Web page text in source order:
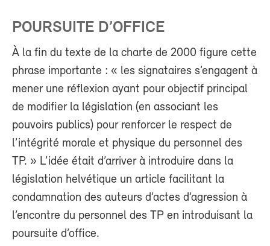
POURSUITE D’OFFICE
À la fin du texte de la charte de 2000 figure cette
phrase importante : « les signataires s’engagent à
mener une réflexion ayant pour objectif principal
de modifier la législation (en associant les
pouvoirs publics) pour renforcer le respect de
l’intégrité morale et physique du personnel des
TP. » L’idée était d’arriver à introduire dans la
législation helvétique un article facilitant la
condamnation des auteurs d’actes d’agression à
l’encontre du personnel des TP en introduisant la
poursuite d’office.